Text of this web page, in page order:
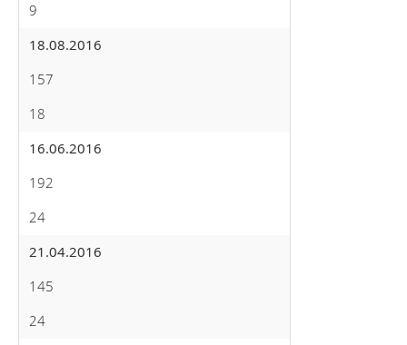
9
18.08.2016
157
18
16.06.2016
192
24
21.04.2016
145
24